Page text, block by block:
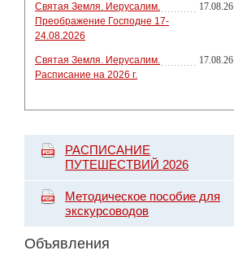
Святая Земля. Иерусалим.
Преображение Господне 17-
24.08.2026
17.08.26
Святая Земля. Иерусалим.
Расписание на 2026 г.
17.08.26
РАСПИСАНИЕ
ПУТЕШЕСТВИЙ 2026
Методическое пособие для
экскурсоводов
Объявления